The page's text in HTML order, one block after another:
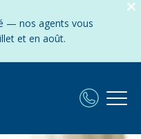
— nos agents vous
et en août.